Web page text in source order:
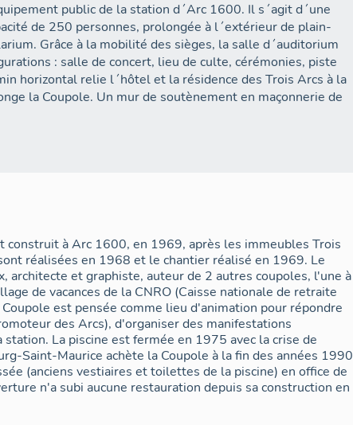
public de la station d´Arc 1600. Il s´agit d´une
de 250 personnes, prolongée à l´extérieur de plain-
Grâce à la mobilité des sièges, la salle d´auditorium
: salle de concert, lieu de culte, cérémonies, piste
horizontal relie l´hôtel et la résidence des Trois Arcs à la
la Coupole. Un mur de soutènement en maçonnerie de
sur lequel débutent le domaine skiable et les téléskis.
composée d´éléments répétitifs à trois sommets qui est
années seulement, car avec la crise de l´énergie en
alors condamnée pour des raisons de coût de chauffage
(Société des Montagnes de l´Arc), la commune de Bourg
à la fin des années 1990 Le rez de chaussée, occupé à l
toilettes de la piscine, est occupé par l´Office de
1600.
1998 une grande cérémonie pour célébrer le trentième
construit à Arc 1600, en 1969, après les immeubles Trois
réalisées en 1968 et le chantier réalisé en 1969. Le
architecte et graphiste, auteur de 2 autres coupoles, l'une à
de vacances de la CNRO (Caisse nationale de retraite
est pensée comme lieu d'animation pour répondre
des Arcs), d'organiser des manifestations
La piscine est fermée en 1975 avec la crise de
Saint-Maurice achète la Coupole à la fin des années 1990
(anciens vestiaires et toilettes de la piscine) en office de
n'a subi aucune restauration depuis sa construction en